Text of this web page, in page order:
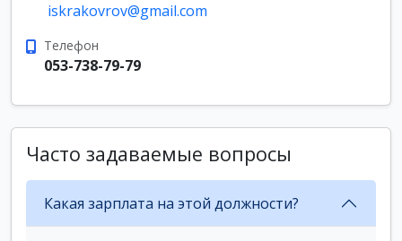
iskrakovrov@gmail.com
Телефон
053-738-79-79
Часто задаваемые вопросы
Какая зарплата на этой должности?